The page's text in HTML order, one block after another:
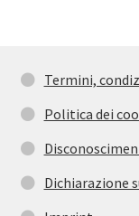
Termini,
Politica dei
Dichiarazione